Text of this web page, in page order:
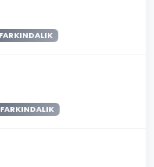
FARKINDALIK
FARKINDALIK